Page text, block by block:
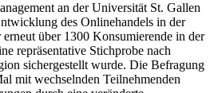
an der Universität St. Gallen
des Onlinehandels in der
über 1300 Konsumierende in der
repräsentative Stichprobe nach
sichergestellt wurde. Die Befragung
mit wechselnden Teilnehmenden